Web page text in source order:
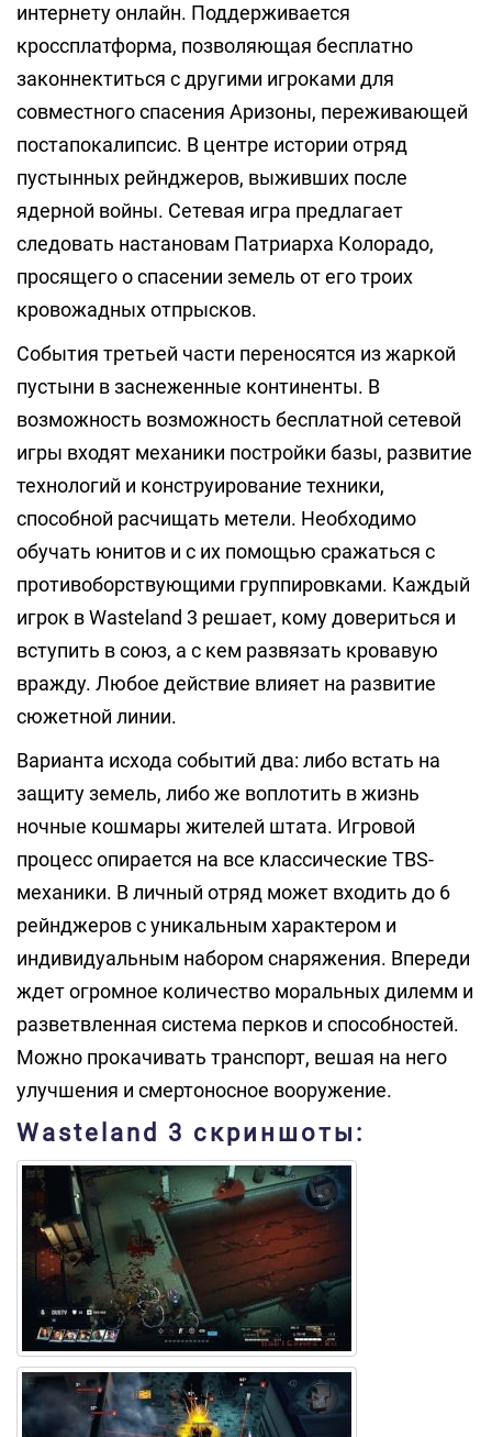
интернету онлайн. Поддерживается
кроссплатформа, позволяющая бесплатно
законнектиться с другими игроками для
совместного спасения Аризоны, переживающей
постапокалипсис. В центре истории отряд
пустынных рейнджеров, выживших после
ядерной войны. Сетевая игра предлагает
следовать настановам Патриарха Колорадо,
просящего о спасении земель от его троих
кровожадных отпрысков.
События третьей части переносятся из жаркой
пустыни в заснеженные континенты. В
возможность возможность бесплатной сетевой
игры входят механики постройки базы, развитие
технологий и конструирование техники,
способной расчищать метели. Необходимо
обучать юнитов и с их помощью сражаться с
противоборствующими группировками. Каждый
игрок в Wasteland 3 решает, кому довериться и
вступить в союз, а с кем развязать кровавую
вражду. Любое действие влияет на развитие
сюжетной линии.
Варианта исхода событий два: либо встать на
защиту земель, либо же воплотить в жизнь
ночные кошмары жителей штата. Игровой
процесс опирается на все классические TBS-
механики. В личный отряд может входить до 6
рейнджеров с уникальным характером и
индивидуальным набором снаряжения. Впереди
ждет огромное количество моральных дилемм и
разветвленная система перков и способностей.
Можно прокачивать транспорт, вешая на него
улучшения и смертоносное вооружение.
Wasteland 3 скриншоты: